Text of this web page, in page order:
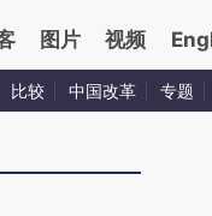
图片 视频
比较 中国改革 专题